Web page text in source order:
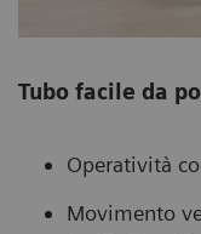
Tubo facile da
Operatività
Movimento